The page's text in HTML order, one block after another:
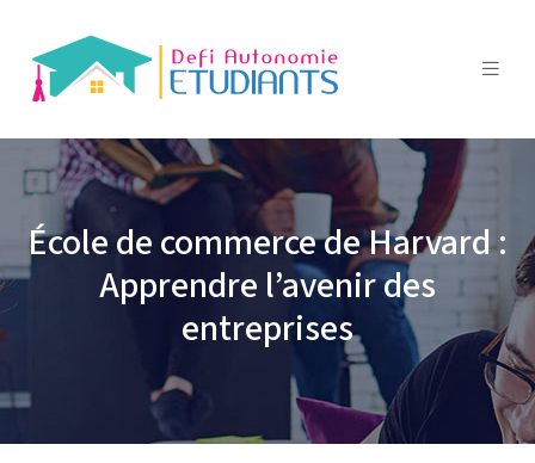
École de commerce de Harvard :
Apprendre l’avenir des
entreprises